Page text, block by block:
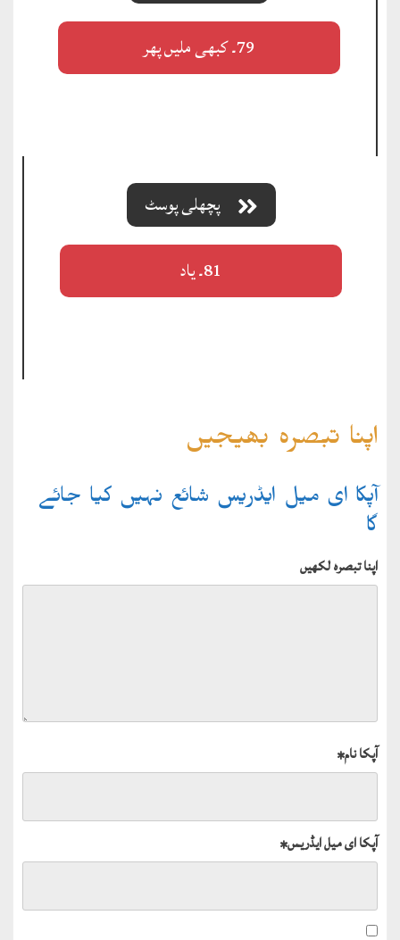
79۔ کبھی ملیں پھر
پچھلی پوسٹ
81۔ یاد
اپنا تبصرہ بھیجیں
آپکا ای میل ایڈریس شائع نہیں کیا جائے
گا
اپنا تبصرہ لکھیں
آپکا نام*
آپکا ای میل ایڈریس*